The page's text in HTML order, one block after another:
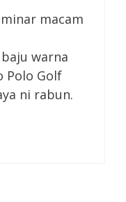
macam
warna
Polo Golf
ni rabun.